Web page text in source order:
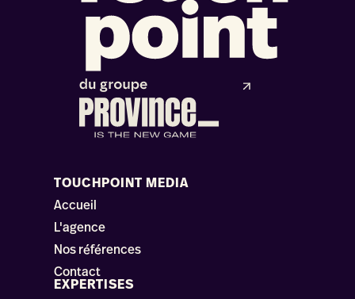
TOUCHPOINT MEDIA
Accueil
L'agence
Nos références
Contact
EXPERTISES